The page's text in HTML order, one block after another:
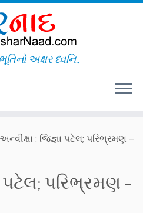
અક્ષર ધ્વનિ..
અન્વીક્ષા : જિજ્ઞા પટેલ; પરિભ્રમણ –
પટેલ; પરિભ્રમણ –